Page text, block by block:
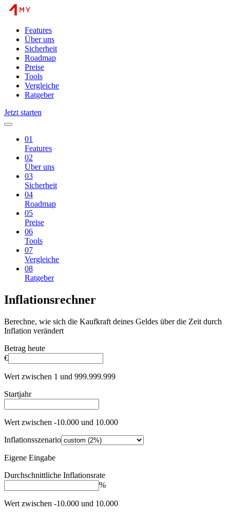
Features
Über uns
Sicherheit
Roadmap
Preise
Tools
Vergleiche
Ratgeber
Jetzt starten
01
Features
02
Über uns
03
Sicherheit
04
Roadmap
05
Preise
06
Tools
07
Vergleiche
08
Ratgeber
Inflationsrechner
Berechne, wie sich die Kaufkraft deines Geldes über die Zeit durch
Inflation verändert
Betrag heute
€
Wert zwischen 1 und 999.999.999
Startjahr
Wert zwischen -10.000 und 10.000
Inflationsszenario
Eigene Eingabe
Durchschnittliche Inflationsrate
%
Wert zwischen -10.000 und 10.000